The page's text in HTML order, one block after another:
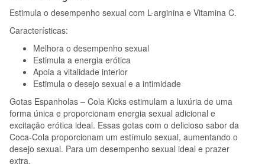
Estimula o desempenho sexual com L-arginina e Vitamina C.
Características:
Melhora o desempenho sexual
Estimula a energia erótica
Apoia a vitalidade interior
Estimula o desejo sexual e a intimidade
Gotas Espanholas – Cola Kicks estimulam a luxúria de uma
forma única e proporcionam energia sexual adicional e
excitação erótica ideal. Essas gotas com o delicioso sabor da
Coca-Cola proporcionam um estímulo sexual, aumentando o
desejo sexual. Para um desempenho sexual ideal e prazer
extra.